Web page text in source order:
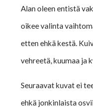
Alan oleen entistä
oikee valinta
etten ehkä kestä.
vehreetä, kuumaa ja
Seuraavat kuvat ei
ehkä jonkinlaista